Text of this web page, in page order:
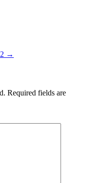
→
Required fields are